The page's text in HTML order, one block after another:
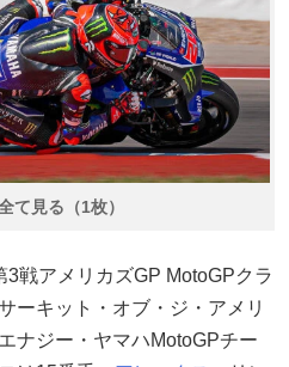
て見る（1枚）
戦アメリカズGP MotoGPクラ
ーキット・オブ・ジ・アメリ
ナジー・ヤマハMotoGPチー